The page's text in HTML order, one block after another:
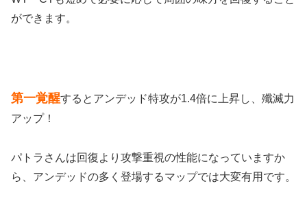
ができます。
第一覚醒するとアンデッド特攻が1.4倍に上昇し、殲滅力
アップ！
パトラさんは回復より攻撃重視の性能になっていますか
ら、アンデッドの多く登場するマップでは大変有用です。